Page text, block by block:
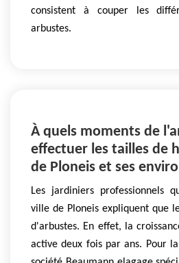
consistent à couper les
arbustes.
À quels moments de
effectuer les tailles de
de Ploneis et ses
Les jardiniers professionnels
ville de Ploneis expliquent que
d'arbustes. En effet, la
active deux fois par ans. Pour